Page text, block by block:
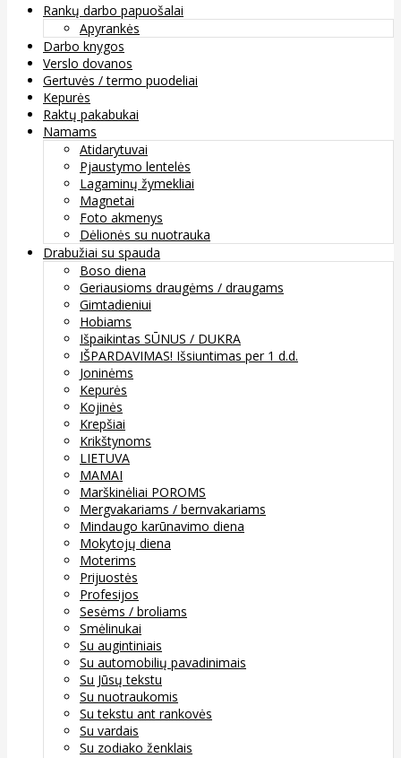
Rankų darbo papuošalai
Apyrankės
Darbo knygos
Verslo dovanos
Gertuvės / termo puodeliai
Kepurės
Raktų pakabukai
Namams
Atidarytuvai
Pjaustymo lentelės
Lagaminų žymekliai
Magnetai
Foto akmenys
Dėlionės su nuotrauka
Drabužiai su spauda
Boso diena
Geriausioms draugėms / draugams
Gimtadieniui
Hobiams
Išpaikintas SŪNUS / DUKRA
IŠPARDAVIMAS! Išsiuntimas per 1 d.d.
Joninėms
Kepurės
Kojinės
Krepšiai
Krikštynoms
LIETUVA
MAMAI
Marškinėliai POROMS
Mergvakariams / bernvakariams
Mindaugo karūnavimo diena
Mokytojų diena
Moterims
Prijuostės
Profesijos
Sesėms / broliams
Smėlinukai
Su augintiniais
Su automobilių pavadinimais
Su Jūsų tekstu
Su nuotraukomis
Su tekstu ant rankovės
Su vardais
Su zodiako ženklais